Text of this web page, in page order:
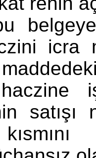
satışı